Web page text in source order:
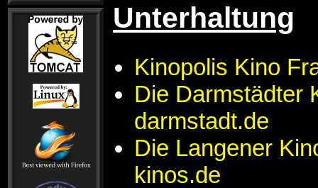
Unterhaltung
Kinopolis Kino
Die Darmstädter
darmstadt.de
Die Langener
kinos.de